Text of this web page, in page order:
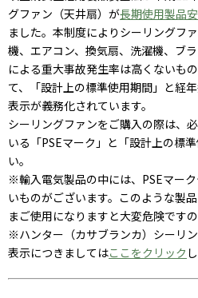
グファン（天井扇）が長期使用製品
ました。本制度によりシーリングフ
機、エアコン、換気扇、洗濯機、ブ
による重大事故発生率は高くないも
て、「設計上の標準使用期間」と経
表示が義務化されています。
シーリングファンをご購入の際は、
いる「PSEマーク」と「設計上の標
い。
※輸入電気製品の中には、PSEマー
いものがございます。このような製
まご使用になりますと大変危険です
※ハンター（カサブランカ）シーリ
表示につきましてはここをクリック